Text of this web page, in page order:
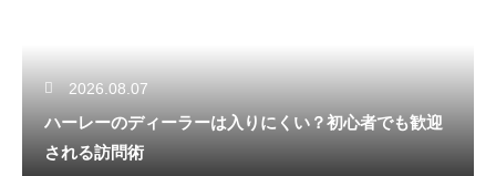
2026.08.07
ハーレーのディーラーは入りにくい？初心者でも歓迎
される訪問術